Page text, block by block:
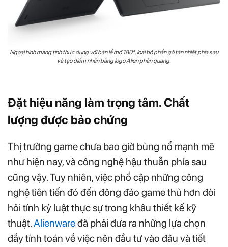
Ngoại hình mang tính thực dụng với bản lề mở 180°, loại bỏ phần gờ tản nhiệt phía sau
và tạo điểm nhấn bằng logo Alien phản quang.
Đặt hiệu năng làm trọng tâm. Chất
lượng được bảo chứng
Thị trường game chưa bao giờ bùng nổ mạnh mẽ
như hiện nay, và công nghệ hậu thuẫn phía sau
cũng vậy. Tuy nhiên, việc phổ cập những công
nghệ tiên tiến đó đến đông đảo game thủ hơn đòi
hỏi tính kỷ luật thực sự trong khâu thiết kế kỹ
thuật.Alienwaređã phải đưa ra những lựa chọn
đầy tính toán về việc nên đầu tư vào đâu và tiết